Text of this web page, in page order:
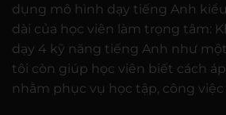
dụng mô hình dạy tiếng Anh
dài của học viên làm trọng tâm:
dạy 4 kỹ năng tiếng Anh như
tôi còn giúp học viên biết cách
nhằm phục vụ học tập, công việc